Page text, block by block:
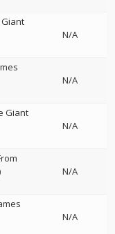
Giant
N/A
N/A
Giant
N/A
N/A
N/A